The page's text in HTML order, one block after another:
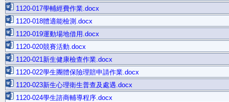
1120-017學輔經費作業.docx
1120-018體適能檢測.docx
1120-019運動場地借用.docx
1120-020競賽活動.docx
1120-021新生健康檢查作業.docx
1120-022學生團體保險理賠申請作業.docx
1120-023新生心理衛生普查及處遇.docx
1120-024學生諮商輔導程序.docx